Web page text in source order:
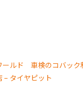
ールド 車検のコバック
– タイヤピット